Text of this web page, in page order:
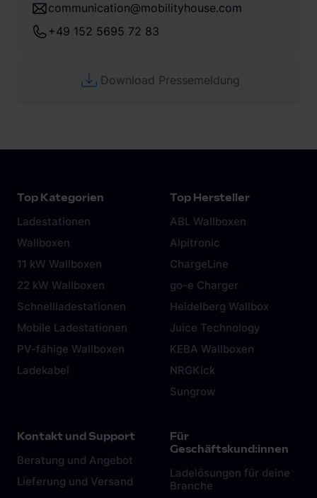
communication@mobilityhouse.com
+49 152 5695 72 83
Download Pressemeldung
Top Kategorien
Ladestationen
Wallboxen
11 kW Wallboxen
22 kW Wallboxen
Schnellladestationen
Mobile Ladestationen
PV-fähige Wallboxen
Ladekabel
Top Hersteller
ABL Wallboxen
Alpitronic
ChargeLine
go-e Charger
Heidelberg Wallbox
Juice Technology
KEBA Wallboxen
NRGKick
Sungrow
Kontakt und Support
Beratung und Angebot
Lieferung und Versand
Für
Geschäftskund:innen
Ladelösungen für deine
Branche